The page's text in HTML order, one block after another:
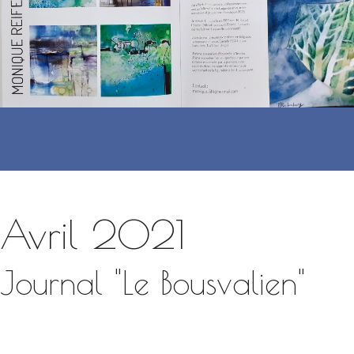
Avril 2021
Journal "Le Bousvalien"